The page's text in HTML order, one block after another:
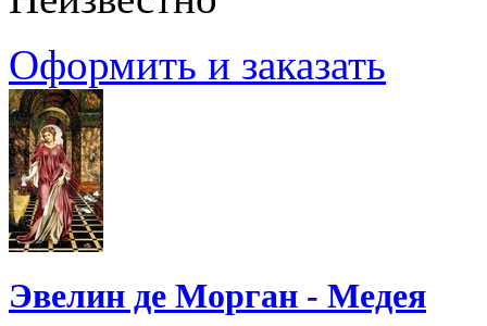
Оформить и заказать
Эвелин де Морган - Медея